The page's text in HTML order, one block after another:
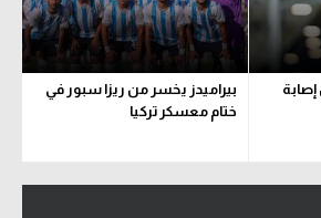
بيراميدز يخسر من ريزا سبور في
ختام معسكر تركيا